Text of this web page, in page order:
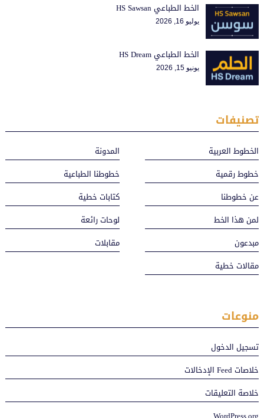
الخط الطباعي HS Sawsan
يوليو 16, 2026
الخط الطباعي HS Dream
يونيو 15, 2026
تصنيفات
الخطوط العربية
المدونة
خطوط رقمية
خطوطنا الطباعية
عن خطوطنا
كتابات خطية
لمن هذا الخط
لوحات رائعة
مبدعون
مقابلات
مقالات خطية
منوعات
تسجيل الدخول
خلاصات Feed الإدخالات
خلاصة التعليقات